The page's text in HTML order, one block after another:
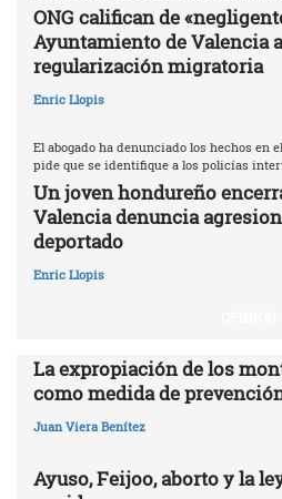
ONG califican de
Ayuntamiento de Valencia
regularización migratoria
Enric Llopis
El abogado ha denunciado los hechos en
pide que se identifique a los policías
Un joven hondureño
Valencia denuncia
deportado
Enric Llopis
La expropiación de los
como medida de
Juan Viera Benítez
Ayuso, Feijoo, aborto y la